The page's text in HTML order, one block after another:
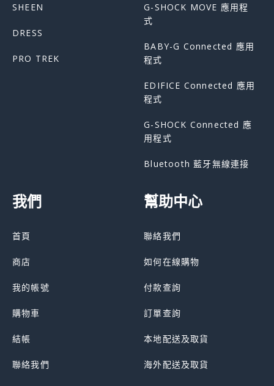
SHEEN
DRESS
PRO TREK
G-SHOCK MOVE 應用程
式
BABY-G Connected 應用
程式
EDIFICE Connected 應用
程式
G-SHOCK Connected 應
用程式
Bluetooth 藍牙無線連接
我們
首頁
商店
我的帳號
購物車
結帳
聯絡我們
幫助中心
聯絡我們
如何在線購物
付款查詢
訂單查詢
本地配送及取貨
海外配送及取貨